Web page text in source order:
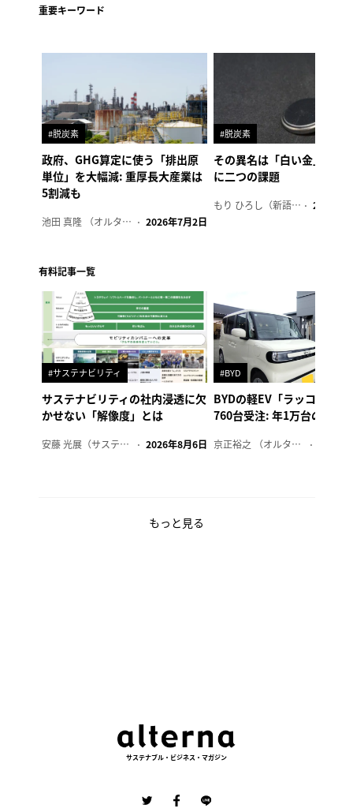
重要キーワード
#脱炭素
政府、GHG算定に使う「排出原
単位」を大幅減: 重厚長大産業は
5割減も
池田 真隆 （オルタナ輪番編集長） 2026年7月2日
#脱炭素
その異名は「白い金」、リ
に二つの課題
もり ひろし（新語ウォッチャー） 2023年7
有料記事一覧
#サステナビリティ
サステナビリティの社内浸透に欠
かせない「解像度」とは
安藤 光展（サステナビリティ・コンサルタント） 2026年8月6日
#BYD
BYDの軽EV「ラッコ」、1
760台受注: 年1万台の販売
京正裕之 （オルタナ副編集長）
もっと見る
サステナブル・ビジネス・マガジン